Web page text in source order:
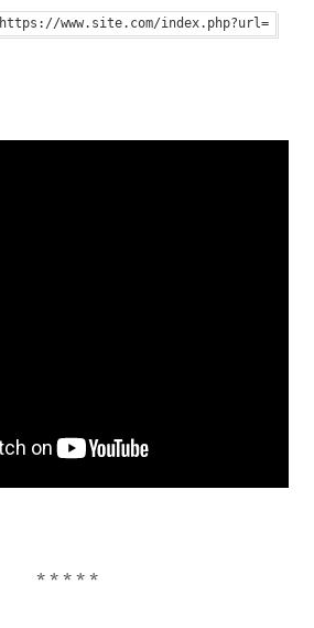
https://www.site.com/index.php?url=
* * * * *